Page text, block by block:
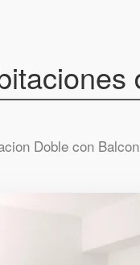
Doble con Balcon